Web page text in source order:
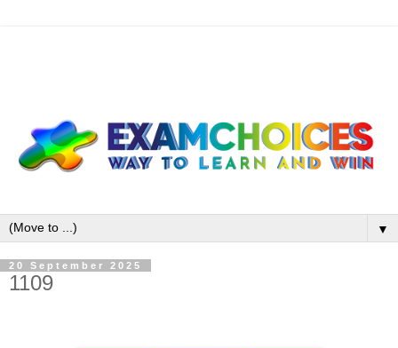
▼
20 September 2025
1109